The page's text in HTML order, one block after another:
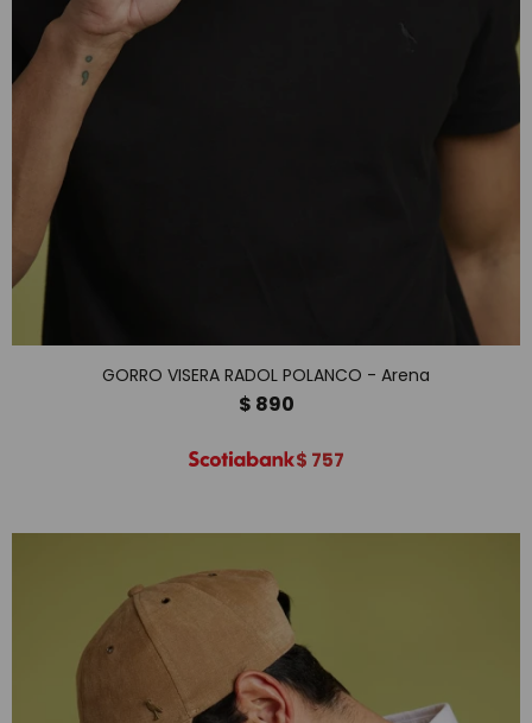
GORRO VISERA RADOL POLANCO - Arena
$ 890
$ 757